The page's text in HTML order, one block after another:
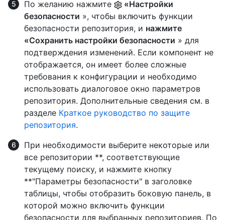
По желанию нажмите
«Настройки
безопасности », чтобы включить функции
безопасности репозитория, и нажмите
«Сохранить настройки безопасности » для
подтверждения изменений. Если компонент не
отображается, он имеет более сложные
требования к конфигурации и необходимо
использовать диалоговое окно параметров
репозитория. Дополнительные сведения см. в
разделе Краткое руководство по защите
репозитория.
При необходимости выберите некоторые или
все репозитории **, соответствующие
текущему поиску, и нажмите кнопку
**"Параметры безопасности" в заголовке
таблицы, чтобы отобразить боковую панель, в
которой можно включить функции
безопасности для выбранных репозиториев. По